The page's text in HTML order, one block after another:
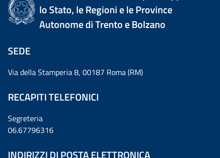
lo Stato, le Regioni e le Province
Autonome di Trento e Bolzano
SEDE
Via della Stamperia 8, 00187 Roma (RM)
RECAPITI TELEFONICI
Segreteria
06.67796316
INDIRIZZI DI POSTA ELETTRONICA